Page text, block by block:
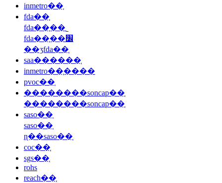
inmetro��֤
fda��֤
fda��֤��˾
fda��֤��׼
��ʒfda��֤
saa������֤
inmetro��֤����
pvoc��֤
��������soncap��֤
��������soncap��֤
saso��֤
saso��֤
ɳ��saso��֤
coc��֤
sgs��֤
rohs
reach��֤